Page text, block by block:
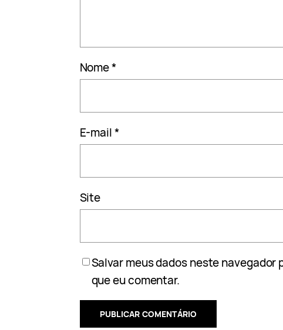
Nome*
E-mail*
Site
Salvar meus dados neste navegador
que eu comentar.